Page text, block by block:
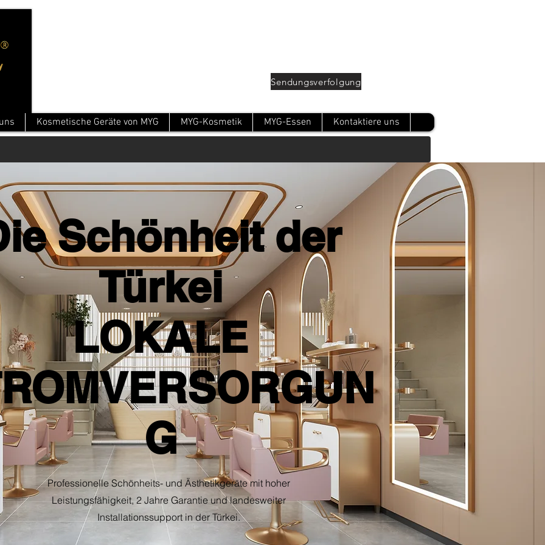
Sendungsverfolgung
Kosmetische Geräte von MYG MYG-Kosmetik MYG-Essen Kontaktiere uns
Schönheit der
Türkei
LOKALE
G
Professionelle Schönheits- und Ästhetikgeräte mit hoher
Leistungsfähigkeit, 2 Jahre Garantie und landesweiter
Installationssupport in der Türkei.